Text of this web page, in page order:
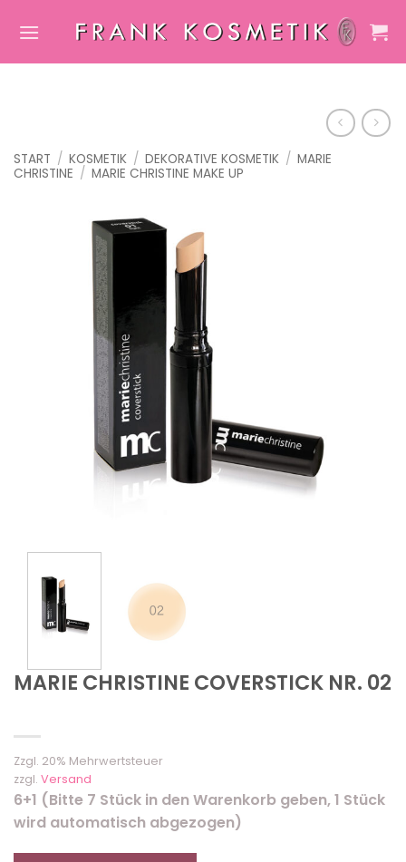
Inhalt
START / KOSMETIK / DEKORATIVE KOSMETIK / MARIE
CHRISTINE / MARIE CHRISTINE MAKE UP
MARIE CHRISTINE COVERSTICK NR. 02
Zzgl. 20% Mehrwertsteuer
zzgl. Versand
6+1 (Bitte 7 Stück in den Warenkorb geben, 1 Stück
wird automatisch abgezogen)